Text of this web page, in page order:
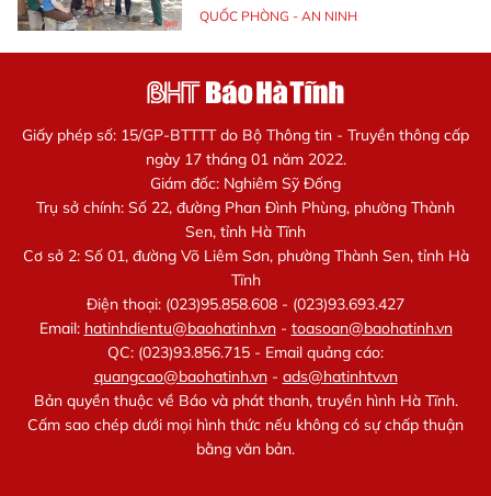
QUỐC PHÒNG - AN NINH
Giấy phép số: 15/GP-BTTTT do Bộ Thông tin - Truyền thông cấp
ngày 17 tháng 01 năm 2022.
Giám đốc: Nghiêm Sỹ Đống
Trụ sở chính: Số 22, đường Phan Đình Phùng, phường Thành
Sen, tỉnh Hà Tĩnh
Cơ sở 2: Số 01, đường Võ Liêm Sơn, phường Thành Sen, tỉnh Hà
Tĩnh
Điện thoại: (023)95.858.608 - (023)93.693.427
Email: hatinhdientu@baohatinh.vn- toasoan@baohatinh.vn
QC: (023)93.856.715 - Email quảng cáo:
quangcao@baohatinh.vn- ads@hatinhtv.vn
Bản quyền thuộc về Báo và phát thanh, truyền hình Hà Tĩnh.
Cấm sao chép dưới mọi hình thức nếu không có sự chấp thuận
bằng văn bản.